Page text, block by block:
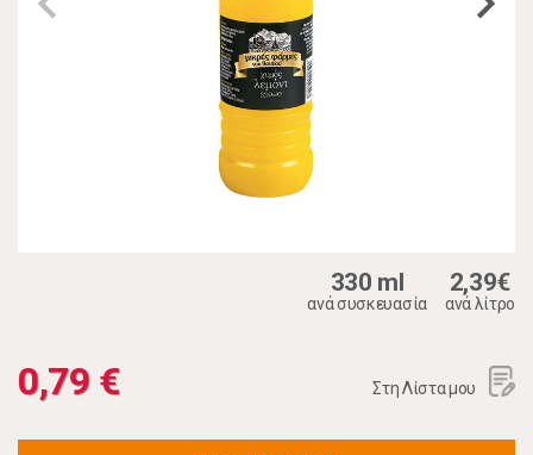
330 ml
ανά συσκευασία
2,39€
ανά λίτρο
0,79 € Στη Λίστα μου